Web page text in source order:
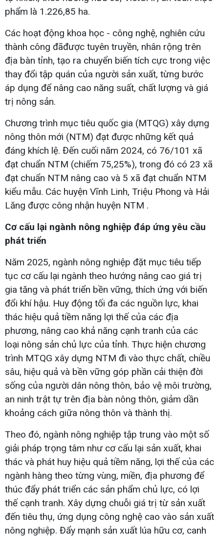
phẩm là 1.226,85 ha.
Các hoạt động khoa học - công nghệ, nghiên cứu
thành công đãđược tuyên truyền, nhân rộng trên
địa bàn tỉnh, tạo ra chuyển biến tích cực trong việc
thay đổi tập quán của người sản xuất, từng bước
áp dụng để nâng cao năng suất, chất lượng và giá
trị nông sản.
Chương trình mục tiêu quốc gia (MTQG) xây dựng
nông thôn mới (NTM) đạt được những kết quả
đáng khích lệ. Đến cuối năm 2024, có 76/101 xã
đạt chuẩn NTM (chiếm 75,25%), trong đó có 23 xã
đạt chuẩn NTM nâng cao và 5 xã đạt chuẩn NTM
kiểu mẫu. Các huyện Vĩnh Linh, Triệu Phong và Hải
Lăng được công nhận huyện NTM .
Cơ cấu lại ngành nông nghiệp đáp ứng yêu cầu
phát triển
Năm 2025, ngành nông nghiệp đặt mục tiêu tiếp
tục cơ cấu lại ngành theo hướng nâng cao giá trị
gia tăng và phát triển bền vững, thích ứng với biến
đổi khí hậu. Huy động tối đa các nguồn lực, khai
thác hiệu quả tiềm năng lợi thế của các địa
phương, nâng cao khả năng cạnh tranh của các
loại nông sản chủ lực của tỉnh. Thực hiện chương
trình MTQG xây dựng NTM đi vào thực chất, chiều
sâu, hiệu quả và bền vững góp phần cải thiện đời
sống của người dân nông thôn, bảo vệ môi trường,
an ninh trật tự trên địa bàn nông thôn, giảm dần
khoảng cách giữa nông thôn và thành thị.
Theo đó, ngành nông nghiệp tập trung vào một số
giải pháp trọng tâm như cơ cấu lại sản xuất, khai
thác và phát huy hiệu quả tiềm năng, lợi thế của các
ngành hàng theo từng vùng, miền, địa phương để
thúc đẩy phát triển các sản phẩm chủ lực, có lợi
thế cạnh tranh. Xây dựng chuỗi giá trị từ sản xuất
đến tiêu thụ, ứng dụng công nghệ cao vào sản xuất
nông nghiệp. Đẩy mạnh sản xuất lúa hữu cơ, canh